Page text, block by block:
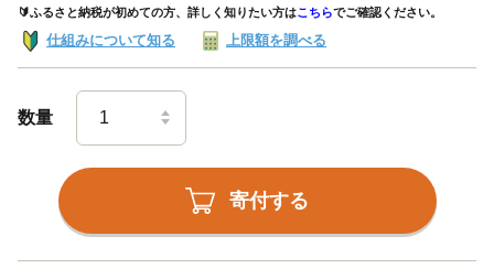
🔰ふるさと納税が初めての方、詳しく知りたい方はこちらでご確認ください。
仕組みについて知る 上限額を調べる
数量
寄付する